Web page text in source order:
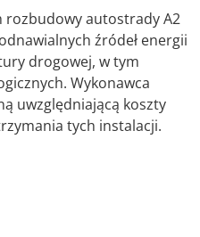
rozbudowy autostrady A2
źródeł energii
drogowej, w tym
Wykonawca
uwzględniającą koszty
tych instalacji.